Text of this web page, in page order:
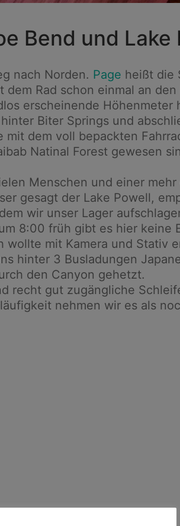
Bend und Lake
nach Norden. Page heißt die
Rad schon einmal an den
erscheinende
Biter Springs und
dem voll bepackten
Natinal Forest gewesen
Menschen und einer
gesagt der Lake Powell,
wir unser Lager
8:00 früh gibt es hier keine
mit Kamera und Stativ
hinter 3 Busladungen
den Canyon gehetzt.
recht gut zugängliche
nehmen wir es als